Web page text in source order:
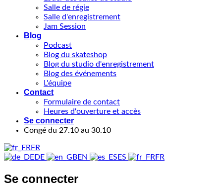
Salle de régie
Salle d'enregistrement
Jam Session
Blog
Podcast
Blog du skateshop
Blog du studio d'enregistrement
Blog des événements
L'équipe
Contact
Formulaire de contact
Heures d'ouverture et accès
Se connecter
Congé du 27.10 au 30.10
FR
DE
EN ES FR
Se connecter